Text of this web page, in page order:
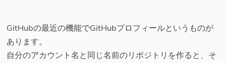
GitHubの最近の機能でGitHubプロフィールというものが
あります。
自分のアカウント名と同じ名前のリポジトリを作ると、そ